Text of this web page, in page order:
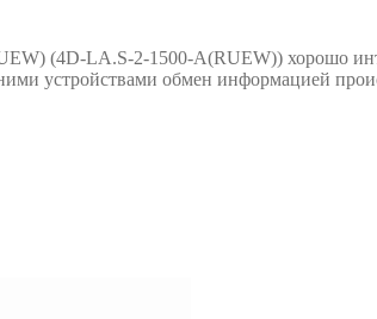
(4D-LA.S-2-1500-A(RUEW)) хорошо
устройствами обмен информацией